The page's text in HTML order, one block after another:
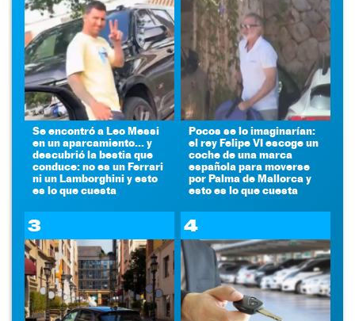
Se encontró a Leo Messi
en un aparcamiento... y
descubrió la bestia que
conduce: no es un Ferrari
ni un Lamborghini y esto
es lo que cuesta
Pocos se lo imaginarían:
el rey Felipe VI escoge un
coche de una marca
española para moverse
por Palma de Mallorca y
esto es lo que cuesta
3 4